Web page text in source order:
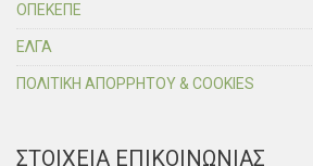
ΟΠΕΚΕΠΕ
ΕΛΓΑ
ΠΟΛΙΤΙΚΗ ΑΠΟΡΡΗΤΟΥ & COOKIES
ΣΤΟΙΧΕΙΑ ΕΠΙΚΟΙΝΩΝΙΑΣ